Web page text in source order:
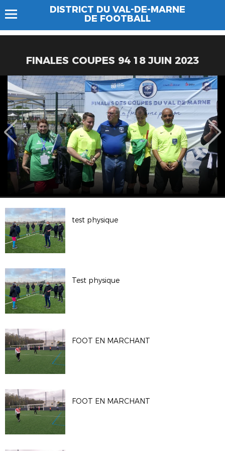
DISTRICT DU VAL-DE-MARNE
DE FOOTBALL
FINALES COUPES 94 18 JUIN 2023
test physique
Test physique
FOOT EN MARCHANT
FOOT EN MARCHANT